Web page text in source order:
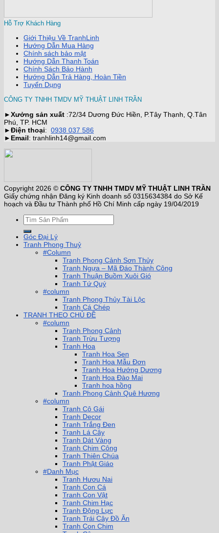
Hỗ Trợ Khách Hàng
Giới Thiệu Về TranhLinh
Hướng Dẫn Mua Hàng
Chính sách bảo mật
Hướng Dẫn Thanh Toán
Chính Sách Bảo Hành
Hướng Dẫn Trả Hàng, Hoàn Tiền
Tuyển Dụng
CÔNG TY TNHH TMDV MỸ THUẬT LINH TRẦN
►Xưởng sản xuất :72/34 Dương Đức Hiền, P.Tây Thạnh, Q.Tân
Phú, TP. HCM
►Điện thoại: 0938 037 586
► Email: tranhlinh14@gmail.com
Copyright 2026 © CÔNG TY TNHH TMDV MỸ THUẬT LINH TRẦN
Giấy chứng nhận Đăng ký Kinh doanh số 0315634384 do Sở Kế
hoạch và Đầu tư Thành phố Hồ Chí Minh cấp ngày 19/04/2019
Góc Đại Lý
Tranh Phong Thuỷ
#Column
Tranh Phong Cảnh Sơn Thủy
Tranh Ngựa – Mã Đáo Thành Công
Tranh Thuận Buồm Xuôi Gió
Tranh Tứ Quý
#column
Tranh Phong Thủy Tài Lộc
Tranh Cá Chép
TRANH THEO CHỦ ĐỀ
#column
Tranh Phong Cảnh
Tranh Trừu Tượng
Tranh Hoa
Tranh Hoa Sen
Tranh Hoa Mẫu Đơn
Tranh Hoa Hướng Dương
Tranh Hoa Đào Mai
Tranh hoa hồng
Tranh Phong Cảnh Quê Hương
#column
Tranh Cô Gái
Tranh Decor
Tranh Trắng Đen
Tranh Lá Cây
Tranh Dát Vàng
Tranh Chim Công
Tranh Thiên Chúa
Tranh Phật Giáo
#Danh Mục
Tranh Hươu Nai
Tranh Con Cá
Tranh Con Vật
Tranh Chim Hạc
Tranh Động Lực
Tranh Trái Cây Đồ Ăn
Tranh Con Chim